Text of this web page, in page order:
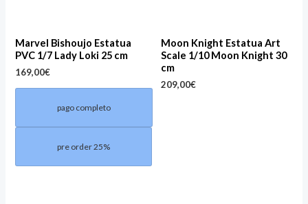
Marvel Bishoujo Estatua
PVC 1/7 Lady Loki 25 cm
169,00€
pago completo
pre order 25%
Moon Knight Estatua Art
Scale 1/10 Moon Knight 30
cm
209,00€